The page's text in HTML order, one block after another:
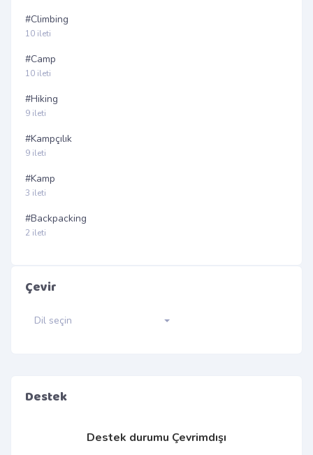
#Climbing
10 ileti
#Camp
10 ileti
#Hiking
9 ileti
#Kampçılık
9 ileti
#Kamp
3 ileti
#Backpacking
2 ileti
Çevir
Dil seçin
Destek
Destek durumu Çevrimdışı